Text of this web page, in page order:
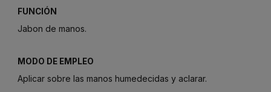
FUNCIÓN
Jabon de manos.
MODO DE EMPLEO
Aplicar sobre las manos humedecidas y aclarar.